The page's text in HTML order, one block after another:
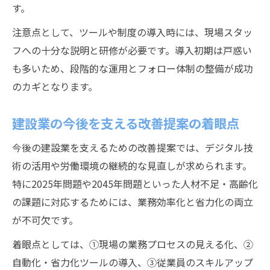
す。
注意点として、ツールや制度の導入時には、現場スタッ
フへの十分な説明と研修が必要です。導入初期は戸惑い
も多いため、段階的な運用とフォロー体制の整備が成功
のカギとなります。
建設業の今後を支える改善提案の着眼点
今後の建設業を支えるための改善提案では、デジタル技
術の活用や労働環境の継続的な見直しが求められます。
特に2025年問題や2045年問題といった人材不足・高齢化
の課題に対応するためには、業務効率化と省力化の両立
が不可欠です。
着眼点としては、①現場の業務プロセスの見える化、②
自動化・省力化ツールの導入、③従業員のスキルアップ